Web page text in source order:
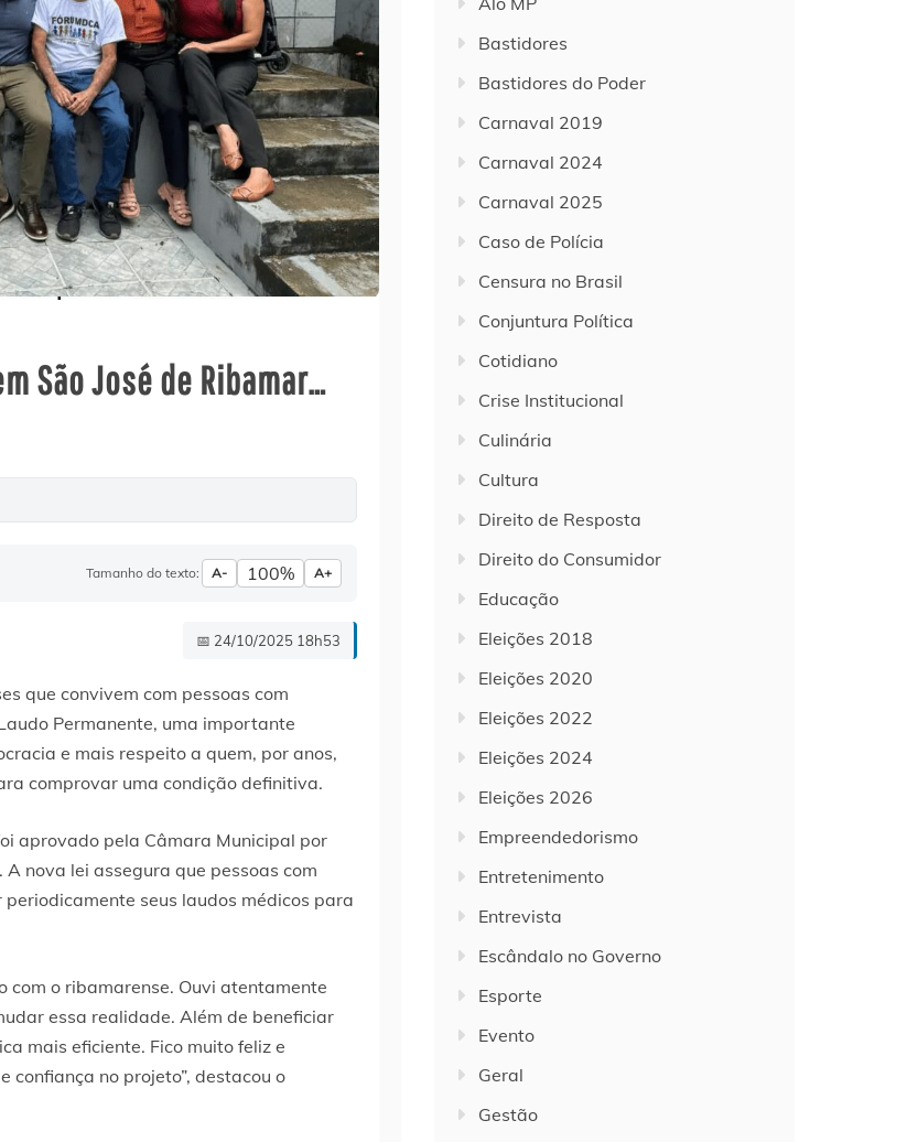
São José de Ribamar…
Tamanho do texto: A- 100% A+
📅 24/10/2025 18h53
que convivem com pessoas com
Permanente, uma importante
e mais respeito a quem, por anos,
comprovar uma condição definitiva.
aprovado pela Câmara Municipal por
nova lei assegura que pessoas com
seus laudos médicos para
com o ribamarense. Ouvi atentamente
essa realidade. Além de beneficiar
mais eficiente. Fico muito feliz e
confiança no projeto”, destacou o
Bastidores
Bastidores do Poder
Carnaval 2019
Carnaval 2024
Carnaval 2025
Caso de Polícia
Censura no Brasil
Conjuntura Política
Cotidiano
Crise Institucional
Culinária
Cultura
Direito de Resposta
Direito do Consumidor
Educação
Eleições 2018
Eleições 2020
Eleições 2022
Eleições 2024
Eleições 2026
Empreendedorismo
Entretenimento
Entrevista
Escândalo no Governo
Esporte
Evento
Geral
Gestão